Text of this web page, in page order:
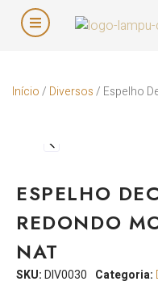
Início/ Diversos/ Espelho
ESPELHO
REDONDO
NAT
SKU:DIV0030 Categoria: